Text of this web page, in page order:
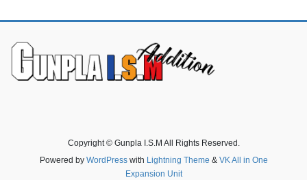
Copyright © Gunpla I.S.M All Rights Reserved.
Powered by WordPresswith Lightning Theme & VK All in One
Expansion Unit